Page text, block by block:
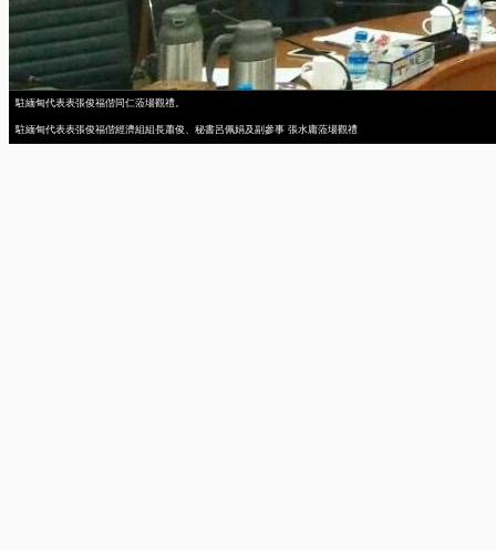
駐緬甸代表表張俊福偕同仁蒞場觀禮。
駐緬甸代表表張俊福偕經濟組組長蕭俊、秘書呂佩娟及副參事 張水庸蒞場觀禮